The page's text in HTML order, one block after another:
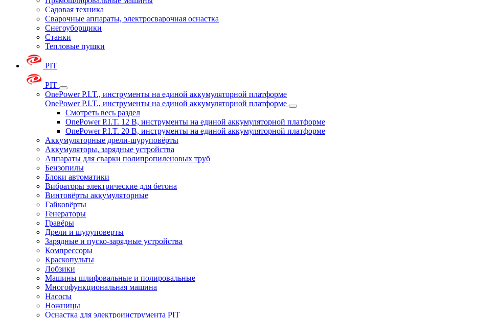
Садовая техника
Сварочные аппараты, электросварочная оснастка
Снегоуборщики
Станки
Тепловые пушки
PIT
PIT
OnePower P.I.T., инструменты на единой аккумуляторной платформе
OnePower P.I.T., инструменты на единой аккумуляторной платформе
Смотреть весь раздел
OnePower P.I.T. 12 В, инструменты на единой аккумуляторной платформе
OnePower P.I.T. 20 В, инструменты на единой аккумуляторной платформе
Аккумуляторные дрели-шуруповёрты
Аккумуляторы, зарядные устройства
Аппараты для сварки полипропиленовых труб
Бензопилы
Блоки автоматики
Вибраторы электрические для бетона
Винтовёрты аккумуляторные
Гайковёрты
Генераторы
Гравёры
Дрели и шуруповерты
Зарядные и пуско-зарядные устройства
Компрессоры
Краскопульты
Лобзики
Машины шлифовальные и полировальные
Многофункциональная машина
Насосы
Ножницы
Оснастка для электроинструмента PIT